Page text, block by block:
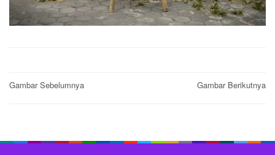
Post
Gambar Sebelumnya Gambar Berikutnya